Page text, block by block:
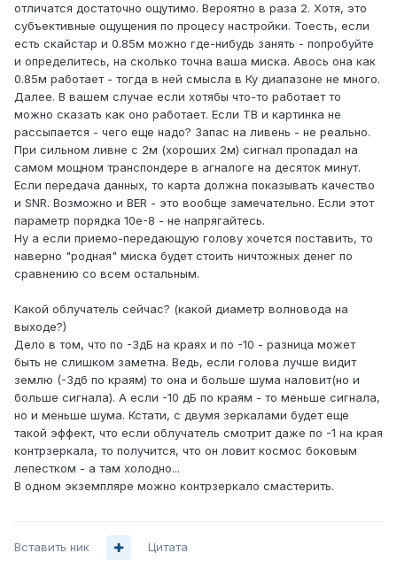
отличатся достаточно ощутимо. Вероятно в раза 2. Хотя, это
субъективные ощущения по процесу настройки. Тоесть, если
есть скайстар и 0.85м можно где-нибудь занять - попробуйте
и определитесь, на сколько точна ваша миска. Авось она как
0.85м работает - тогда в ней смысла в Ку диапазоне не много.
Далее. В вашем случае если хотябы что-то работает то
можно сказать как оно работает. Если ТВ и картинка не
рассыпается - чего еще надо? Запас на ливень - не реально.
При сильном ливне с 2м (хороших 2м) сигнал пропадал на
самом мощном транспондере в агналоге на десяток минут.
Если передача данных, то карта должна показывать качество
и SNR. Возможно и BER - это вообще замечательно. Если этот
параметр порядка 10е-8 - не напрягайтесь.
Ну а если приемо-передающую голову хочется поставить, то
наверно "родная" миска будет стоить ничтожных денег по
сравнению со всем остальным.
Какой облучатель сейчас? (какой диаметр волновода на
выходе?)
Дело в том, что по -3дБ на краях и по -10 - разница может
быть не слишком заметна. Ведь, если голова лучше видит
землю (-3дб по краям) то она и больше шума наловит(но и
больше сигнала). А если -10 дБ по краям - то меньше сигнала,
но и меньше шума. Кстати, с двумя зеркалами будет еще
такой эффект, что если облучатель смотрит даже по -1 на края
контрзеркала, то получится, что он ловит космос боковым
лепестком - а там холодно...
В одном экземпляре можно контрзеркало смастерить.
Вставить ник Цитата